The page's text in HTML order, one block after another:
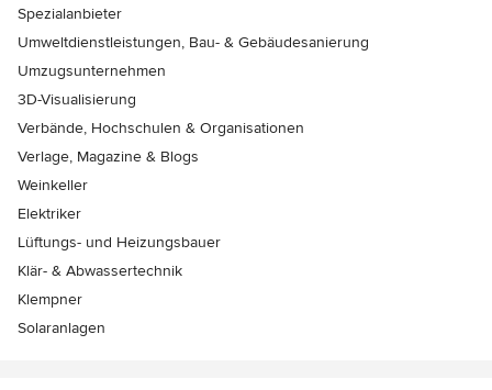
Spezialanbieter
Umweltdienstleistungen, Bau- & Gebäudesanierung
Umzugsunternehmen
3D-Visualisierung
Verbände, Hochschulen & Organisationen
Verlage, Magazine & Blogs
Weinkeller
Elektriker
Lüftungs- und Heizungsbauer
Klär- & Abwassertechnik
Klempner
Solaranlagen